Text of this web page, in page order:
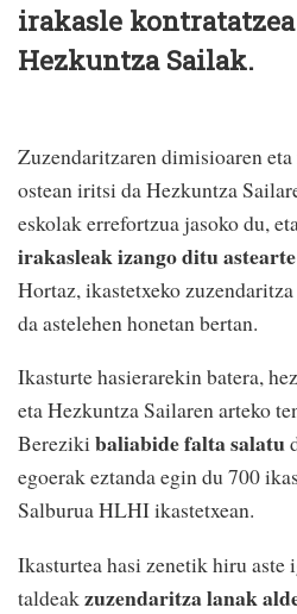
irakasle
Hezkuntza Sailak.
Zuzendaritzaren dimisioaren
ostean iritsi da Hezkuntza
eskolak errefortzua jasoko du,
irakasleak izango ditu
Hortaz, ikastetxeko
da astelehen honetan bertan.
Ikasturte hasierarekin batera,
eta Hezkuntza Sailaren arteko
Berezikibaliabide falta salatu
egoerak eztanda egin du 700
Salburua HLHI ikastetxean.
Ikasturtea hasi zenetik hiru aste
taldeakzuzendaritza lanak